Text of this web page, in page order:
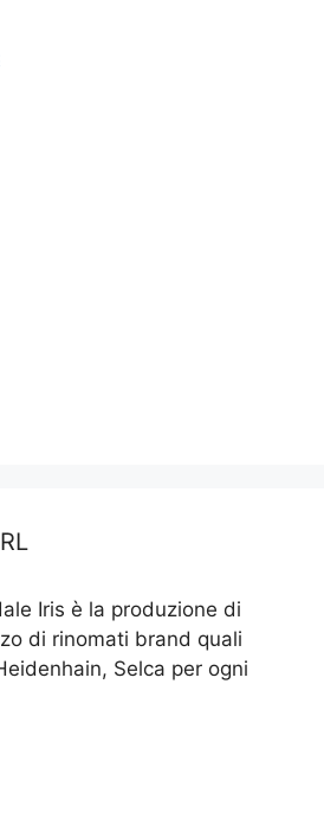
Iris è la produzione di
di rinomati brand quali
Selca per ogni